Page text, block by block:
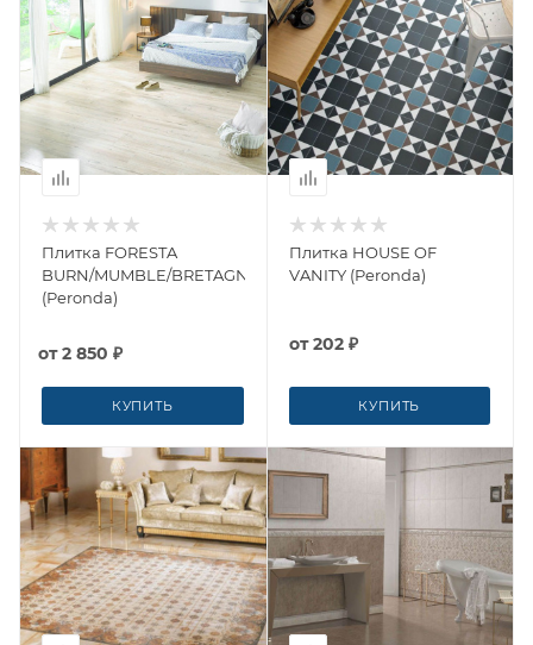
Плитка FORESTA
BURN/MUMBLE/BRETAGNE
(Peronda)
от2 850 ₽
КУПИТЬ
Плитка HOUSE OF
VANITY (Peronda)
от202 ₽
КУПИТЬ